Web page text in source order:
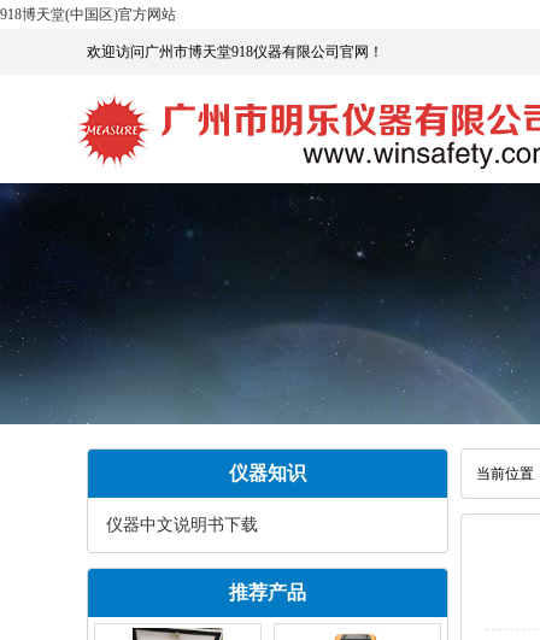
918博天堂(中国区)官方网站
欢迎访问广州市博天堂918仪器有限公司官网！
仪器知识
仪器中文说明书下载
推荐产品
当前位置